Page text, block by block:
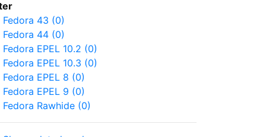
Fedora 43 (0)
Fedora 44 (0)
Fedora EPEL 10.2 (0)
Fedora EPEL 10.3 (0)
Fedora EPEL 8 (0)
Fedora EPEL 9 (0)
Fedora Rawhide (0)